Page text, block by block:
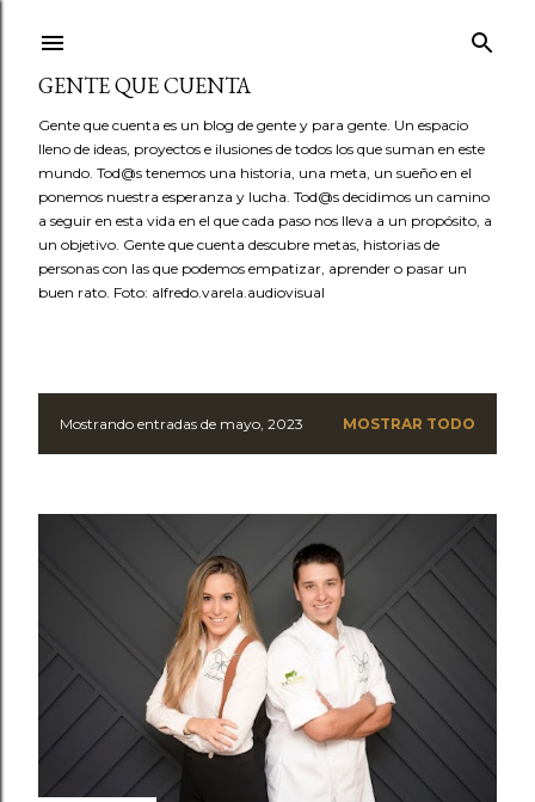
GENTE QUE CUENTA
Gente que cuenta es un blog de gente y para gente. Un espacio
lleno de ideas, proyectos e ilusiones de todos los que suman en este
mundo. Tod@s tenemos una historia, una meta, un sueño en el
ponemos nuestra esperanza y lucha. Tod@s decidimos un camino
a seguir en esta vida en el que cada paso nos lleva a un propósito, a
un objetivo. Gente que cuenta descubre metas, historias de
personas con las que podemos empatizar, aprender o pasar un
buen rato. Foto: alfredo.varela.audiovisual
E
a
d
a
s
Mostrando entradas de mayo, 2023 MOSTRAR TODO